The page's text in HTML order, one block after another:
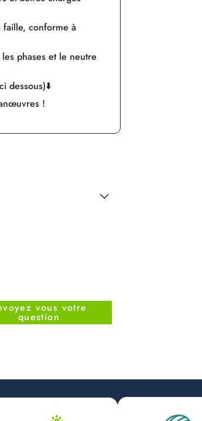
conforme à
phases et le neutre
dessous)⬇️
!
vous votre
question